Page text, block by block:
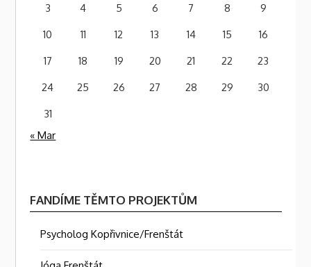
3
4 5 6 7 8
9
10
11 12 13 14 15
16
17
18 19 20 21 22
23
24
25 26 27 28 29
30
31
« Mar
FANDÍME TĚMTO PROJEKTŮM
Psycholog Kopřivnice/Frenštát